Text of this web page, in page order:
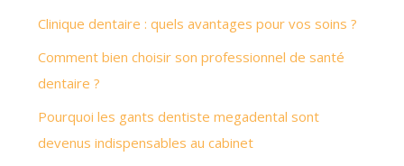
Clinique dentaire : quels avantages pour vos soins ?
Comment bien choisir son professionnel de santé
dentaire ?
Pourquoi les gants dentiste megadental sont
devenus indispensables au cabinet